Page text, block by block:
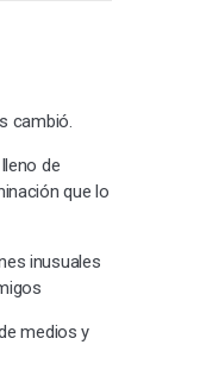
cambió.
de
que lo
inusuales
medios y